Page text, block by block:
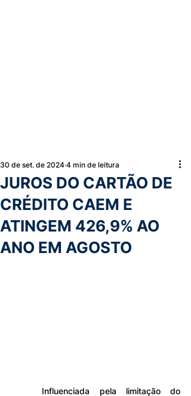
JUROS DO CARTÃO DE
CRÉDITO CAEM E
ATINGEM 426,9% AO
ANO EM AGOSTO
30 de set. de 2024 4 min de leitura